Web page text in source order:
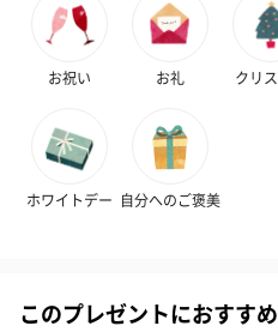
アールグレイ（HAPPY
BIRTHDAY TO YOU）
（660円）
アー
（660
スイーツ
お祝い お礼 クリ
ホワイトデー 自分へのご褒美
このプレゼントにおすす